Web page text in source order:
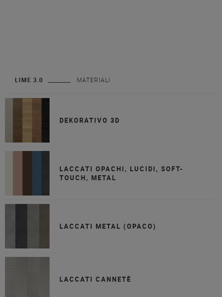
LIME 3.0 MATERIALI
DEKORATIVO 3D
LACCATI OPACHI, LUCIDI, SOFT-
TOUCH, METAL
LACCATI METAL (OPACO)
LACCATI CANNETÈ